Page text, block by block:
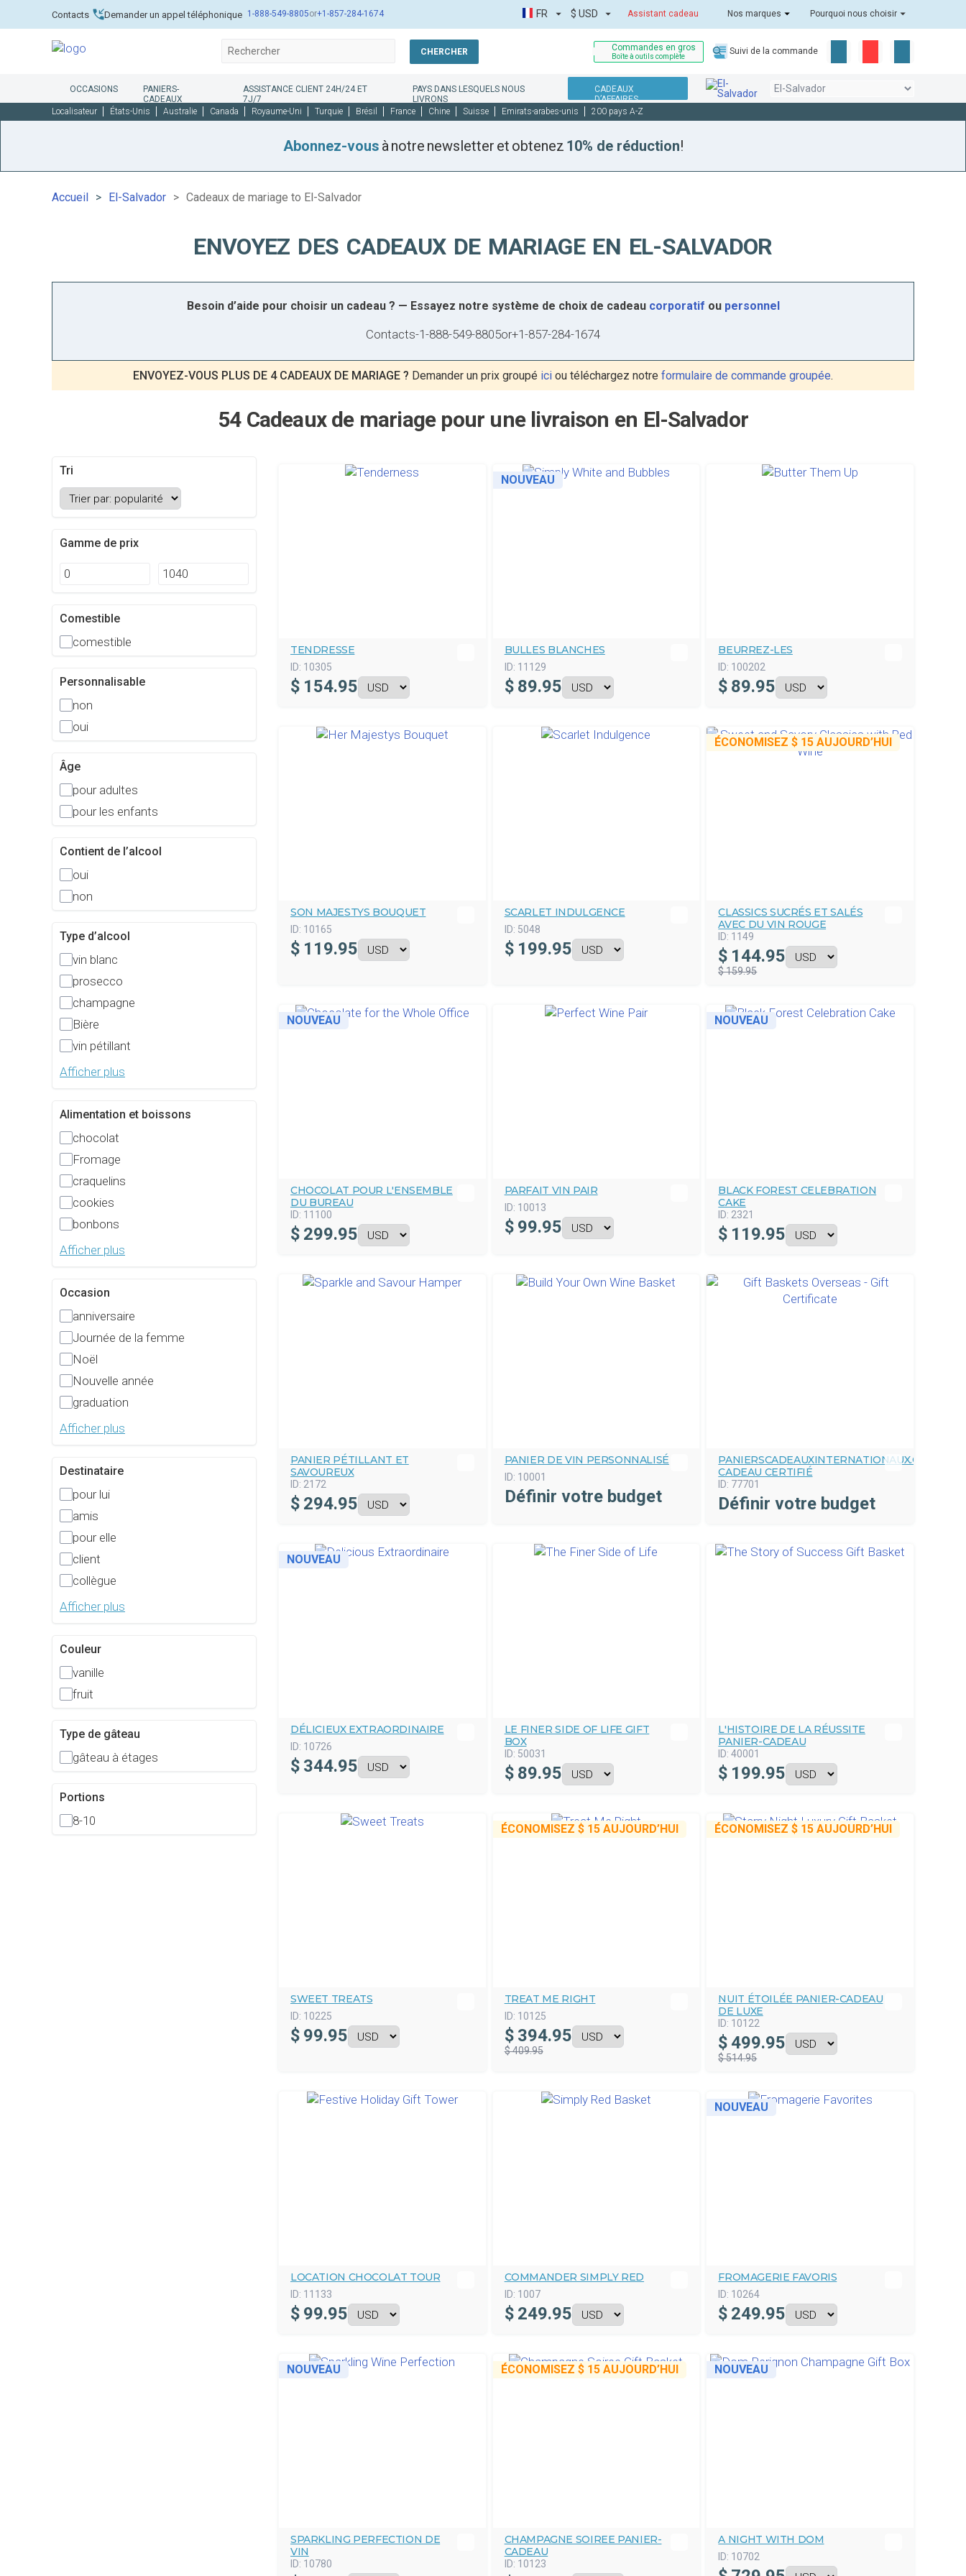
Contacts Demander un appel téléphonique 1-888-549-8805or+1-857-284-1674 Assistant cadeau Nos marques Pourquoi nous choisir
FR $ USD
CHERCHER Commandes en gros
Boîte à outils complète
Suivi de la commande
OCCASIONS
PANIERS-
CADEAUX
ASSISTANCE CLIENT 24H/24 ET
7J/7
PAYS DANS LESQUELS NOUS
LIVRONS
CADEAUX
D’AFFAIRES
Localisateur
États-Unis Australie Canada Royaume-Uni Turquie Brésil France Chine Suisse Emirats-arabes-unis 200 pays A-Z
Abonnez-vous à notre newsletter et obtenez 10% de réduction!
Accueil El-Salvador Cadeaux de mariage to El-Salvador
ENVOYEZ DES CADEAUX DE MARIAGE EN EL-SALVADOR
Besoin d’aide pour choisir un cadeau ? — Essayez notre système de choix de cadeau corporatif ou personnel
Contacts-1-888-549-8805or+1-857-284-1674
ENVOYEZ-VOUS PLUS DE 4 CADEAUX DE MARIAGE ? Demander un prix groupé ici ou téléchargez notre formulaire de commande groupée.
54 Cadeaux de mariage pour une livraison en El-Salvador
Tri
Gamme de prix
Comestible
comestible
Personnalisable
non
oui
Âge
pour adultes
pour les enfants
Contient de l’alcool
oui
non
Type d’alcool
vin blanc
prosecco
champagne
Bière
vin pétillant
Afficher plus
Alimentation et boissons
chocolat
Fromage
craquelins
cookies
bonbons
Afficher plus
Occasion
anniversaire
Journée de la femme
Noël
Nouvelle année
graduation
Afficher plus
Destinataire
pour lui
amis
pour elle
client
collègue
Afficher plus
Couleur
vanille
fruit
Type de gâteau
gâteau à étages
Portions
8-10
TENDRESSE
ID: 10305
$ 154.95
NOUVEAU
BULLES BLANCHES
ID: 11129
$ 89.95
BEURREZ-LES
ID: 100202
$ 89.95
SON MAJESTYS BOUQUET
ID: 10165
$ 119.95
SCARLET INDULGENCE
ID: 5048
$ 199.95
ÉCONOMISEZ$ 15 AUJOURD’HUI
CLASSICS SUCRÉS ET SALÉS
AVEC DU VIN ROUGE
ID: 1149
$ 144.95
$ 159.95
NOUVEAU
CHOCOLAT POUR L'ENSEMBLE
DU BUREAU
ID: 11100
$ 299.95
PARFAIT VIN PAIR
ID: 10013
$ 99.95
NOUVEAU
BLACK FOREST CELEBRATION
CAKE
ID: 2321
$ 119.95
PANIER PÉTILLANT ET
SAVOUREUX
ID: 2172
$ 294.95
PANIER DE VIN PERSONNALISÉ
ID: 10001
Définir votre budget
PANIERSCADEAUXINTERNATIONAUX.COM
CADEAU CERTIFIÉ
ID: 77701
Définir votre budget
NOUVEAU
DÉLICIEUX EXTRAORDINAIRE
ID: 10726
$ 344.95
LE FINER SIDE OF LIFE GIFT
BOX
ID: 50031
$ 89.95
L'HISTOIRE DE LA RÉUSSITE
PANIER-CADEAU
ID: 40001
$ 199.95
SWEET TREATS
ID: 10225
$ 99.95
ÉCONOMISEZ $ 15AUJOURD’HUI
TREAT ME RIGHT
ID: 10125
$ 394.95
$ 409.95
ÉCONOMISEZ$ 15 AUJOURD’HUI
NUIT ÉTOILÉE PANIER-CADEAU
DE LUXE
ID: 10122
$ 499.95
$ 514.95
LOCATION CHOCOLAT TOUR
ID: 11133
$ 99.95
COMMANDER SIMPLY RED
ID: 1007
$ 249.95
NOUVEAU
FROMAGERIE FAVORIS
ID: 10264
$ 249.95
NOUVEAU
SPARKLING PERFECTION DE
VIN
ID: 10780
ÉCONOMISEZ $ 15AUJOURD’HUI
CHAMPAGNE SOIREE PANIER-
CADEAU
ID: 10123
NOUVEAU
A NIGHT WITH DOM
ID: 10702